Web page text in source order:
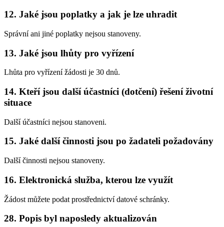
12. Jaké jsou poplatky a jak je lze uhradit
Správní ani jiné poplatky nejsou stanoveny.
13. Jaké jsou lhůty pro vyřízení
Lhůta pro vyřízení žádosti je 30 dnů.
14. Kteří jsou další účastníci (dotčení) řešení životní
situace
Další účastníci nejsou stanoveni.
15. Jaké další činnosti jsou po žadateli požadovány
Další činnosti nejsou stanoveny.
16. Elektronická služba, kterou lze využít
Žádost můžete podat prostřednictví datové schránky.
28. Popis byl naposledy aktualizován